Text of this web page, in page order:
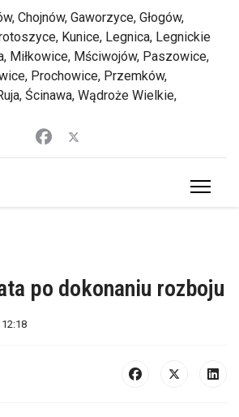
Chojnów, Gaworzyce, Głogów,
Kunice, Legnica, Legnickie
Miłkowice, Mściwojów, Paszowice,
Prochowice, Przemków,
Ścinawa, Wądroże Wielkie,
po dokonaniu rozboju